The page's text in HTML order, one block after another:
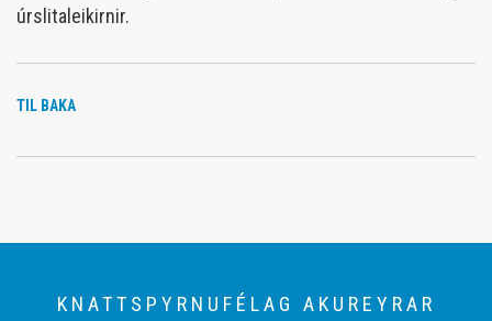
úrslitaleikirnir.
TIL BAKA
KNATTSPYRNUFÉLAG AKUREYRAR